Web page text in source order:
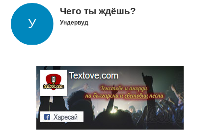
Чего ты ждёшь?
Ундервуд